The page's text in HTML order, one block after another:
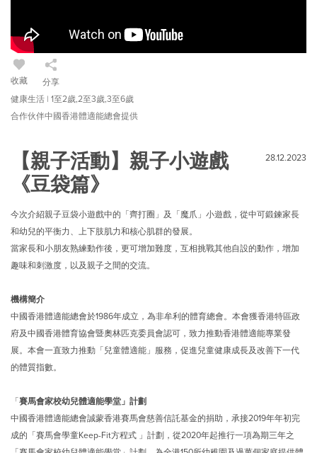
收藏
分享
健康生活 | 1至2歲,2至3歲,3至6歲
合作伙伴中國香港體適能總會提供
【親子活動】親子小遊戲
《豆袋篇》
28.12.2023
今次介紹親子豆袋小遊戲中的「齊打圈」及「魔爪」小遊戲，從中可鍛鍊家長
和幼兒的平衡力、上下肢肌力和核心肌群的發展。
當家長和小朋友熟練動作後，更可增加難度，互相挑戰其他自設的動作，增加
趣味和刺激度，以及親子之間的交流。
機構簡介
中國香港體適能總會於1986年成立，為非牟利的體育總會。本會獲香港特區政
府及中國香港體育協會暨奧林匹克委員會認可，致力推動香港體適能專業發
展。本會一直致力推動「兒童體適能」服務，促進兒童健康成長及改善下一代
的體質指數。
「賽馬會家校幼兒體適能學堂」計劃
中國香港體適能總會誠蒙香港賽馬會慈善信託基金的捐助，承接2019年年初完
成的「賽馬會學童Keep-Fit方程式 」計劃，從2020年起推行一項為期三年之